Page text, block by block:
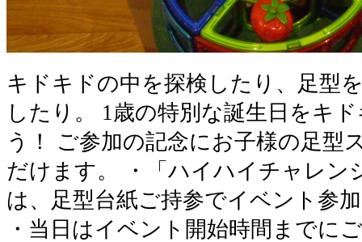
キドキドの中を探検したり、足型
したり。 1歳の特別な誕生日をキ
う！ ご参加の記念にお子様の足型
だけます。 ・「ハイハイチャレン
は、足型台紙ご持参でイベント参
・当日はイベント開始時間まで